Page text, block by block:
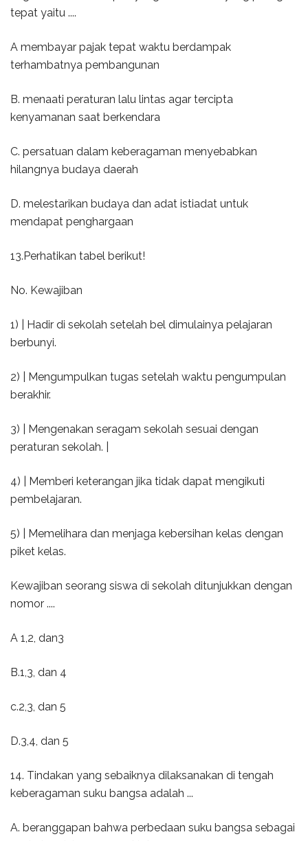
tepat yaitu ....
A membayar pajak tepat waktu berdampak
terhambatnya pembangunan
B. menaati peraturan lalu lintas agar tercipta
kenyamanan saat berkendara
C. persatuan dalam keberagaman menyebabkan
hilangnya budaya daerah
D. melestarikan budaya dan adat istiadat untuk
mendapat penghargaan
13.Perhatikan tabel berikut!
No. Kewajiban
1) | Hadir di sekolah setelah bel dimulainya pelajaran
berbunyi.
2) | Mengumpulkan tugas setelah waktu pengumpulan
berakhir.
3) | Mengenakan seragam sekolah sesuai dengan
peraturan sekolah. |
4) | Memberi keterangan jika tidak dapat mengikuti
pembelajaran.
5) | Memelihara dan menjaga kebersihan kelas dengan
piket kelas.
Kewajiban seorang siswa di sekolah ditunjukkan dengan
nomor ....
A 1,2, dan3
B.1,3, dan 4
c.2,3, dan 5
D.3,4, dan 5
14. Tindakan yang sebaiknya dilaksanakan di tengah
keberagaman suku bangsa adalah ...
A. beranggapan bahwa perbedaan suku bangsa sebagai